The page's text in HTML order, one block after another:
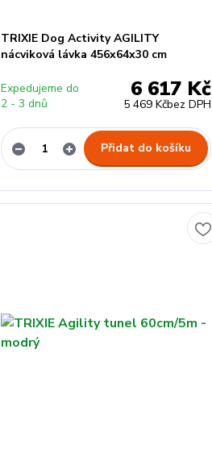
TRIXIE Dog Activity AGILITY
nácviková lávka 456x64x30 cm
6 617 Kč
5 469 Kčbez DPH
Expedujeme do
2 - 3 dnů
Přidat do košíku